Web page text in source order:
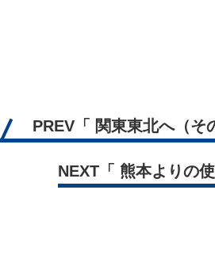
PREV「 関東東北へ（そ
NEXT 「 熊本よりの